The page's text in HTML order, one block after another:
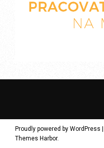
Proudly powered by WordPress |
Themes Harbor.